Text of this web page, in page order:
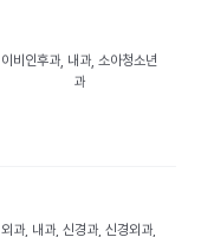
이비인후과, 내과, 소아청소년
과
외과, 내과, 신경과, 신경외과,